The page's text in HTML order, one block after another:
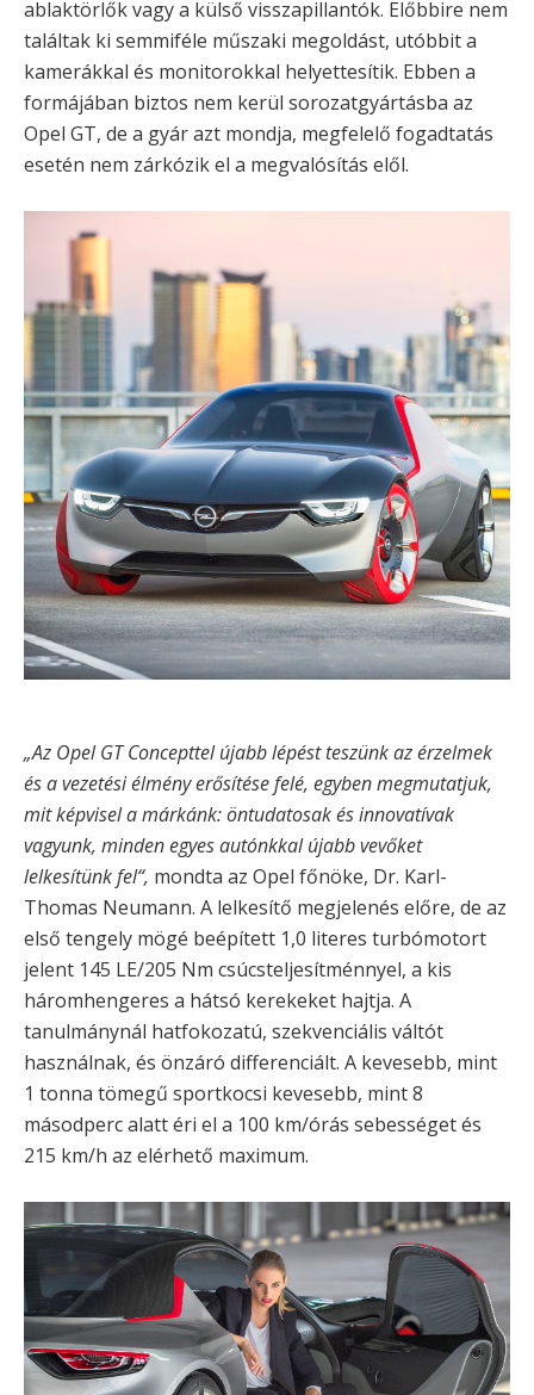
ablaktörlők vagy a külső visszapillantók. Előbbire nem
találtak ki semmiféle műszaki megoldást, utóbbit a
kamerákkal és monitorokkal helyettesítik. Ebben a
formájában biztos nem kerül sorozatgyártásba az
Opel GT, de a gyár azt mondja, megfelelő fogadtatás
esetén nem zárkózik el a megvalósítás elől.
„Az Opel GT Concepttel újabb lépést teszünk az érzelmek
és a vezetési élmény erősítése felé, egyben megmutatjuk,
mit képvisel a márkánk: öntudatosak és innovatívak
vagyunk, minden egyes autónkkal újabb vevőket
lelkesítünk fel“, mondta az Opel főnöke, Dr. Karl-
Thomas Neumann. A lelkesítő megjelenés előre, de az
első tengely mögé beépített 1,0 literes turbómotort
jelent 145 LE/205 Nm csúcsteljesítménnyel, a kis
háromhengeres a hátsó kerekeket hajtja. A
tanulmánynál hatfokozatú, szekvenciális váltót
használnak, és önzáró differenciált. A kevesebb, mint
1 tonna tömegű sportkocsi kevesebb, mint 8
másodperc alatt éri el a 100 km/órás sebességet és
215 km/h az elérhető maximum.